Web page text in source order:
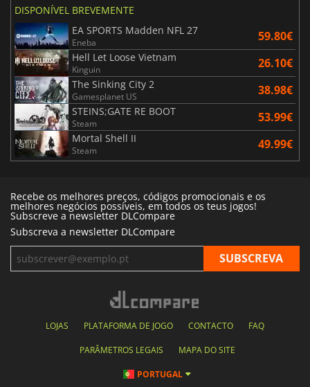
DISPONÍVEL BREVEMENTE
EA SPORTS Madden NFL 27
Eneba 59.80€
Hell Let Loose Vietnam
Kinguin 26.10€
The Sinking City 2
Gamesplanet US 38.98€
STEINS;GATE RE BOOT
Steam 53.99€
Mortal Shell II
Steam 49.99€
Recebe os melhores preços, códigos promocionais e os
melhores negócios possíveis, em todos os teus jogos!
Subscreve a newsletter DLCompare
Subscreva a newsletter DLCompare
LOJAS PLATAFORMA DE JOGO CONTACTO FAQ
PARÂMETROS LEGAIS MAPA DO SITE
PORTUGAL